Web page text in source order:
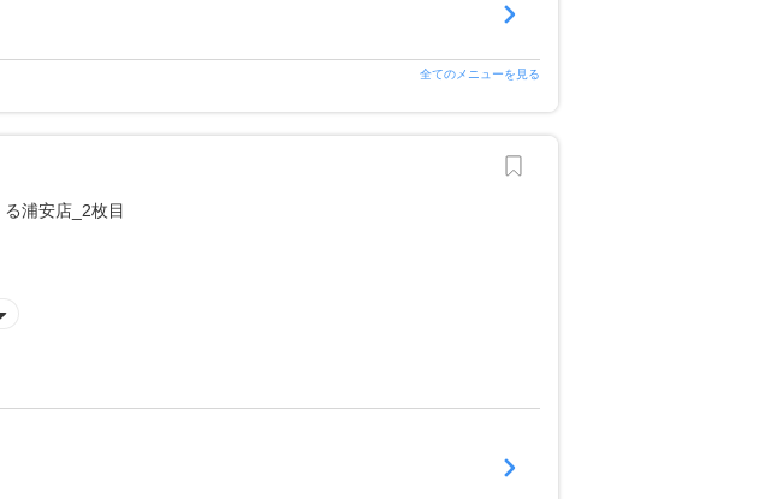
全てのメニューを見る